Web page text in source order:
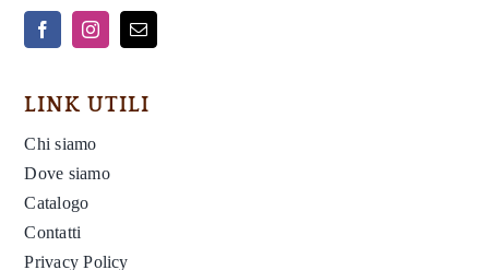
LINK UTILI
Chi siamo
Dove siamo
Catalogo
Contatti
Privacy Policy